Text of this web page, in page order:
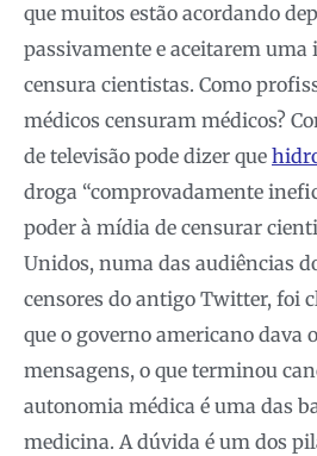
que muitos estão acordando
passivamente e aceitarem uma
censura cientistas. Como
médicos censuram médicos?
de televisão pode dizer que
droga “comprovadamente
poder à mídia de censurar
Unidos, numa das audiências
censores do antigo Twitter, foi
que o governo americano dava
mensagens, o que terminou
autonomia médica é uma das
medicina. A dúvida é um dos